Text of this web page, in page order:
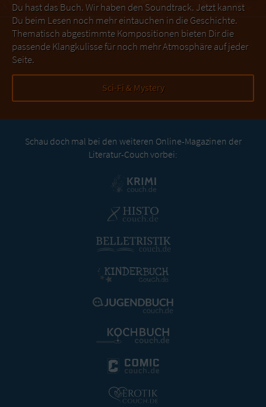
Du hast das Buch. Wir haben den Soundtrack. Jetzt kannst
Du beim Lesen noch mehr eintauchen in die Geschichte.
Thematisch abgestimmte Kompositionen bieten Dir die
passende Klangkulisse für noch mehr Atmosphäre auf jeder
Seite.
Sci-Fi & Mystery
Schau doch mal bei den weiteren Online-Magazinen der
Literatur-Couch vorbei: